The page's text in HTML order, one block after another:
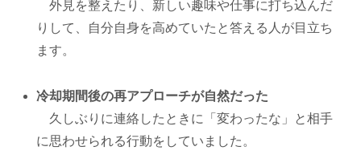
外見を整えたり、新しい趣味や仕事に打ち込んだ
りして、自分自身を高めていたと答える人が目立ち
ます。
冷却期間後の再アプローチが自然だった
久しぶりに連絡したときに「変わったな」と相手
に思わせられる行動をしていました。